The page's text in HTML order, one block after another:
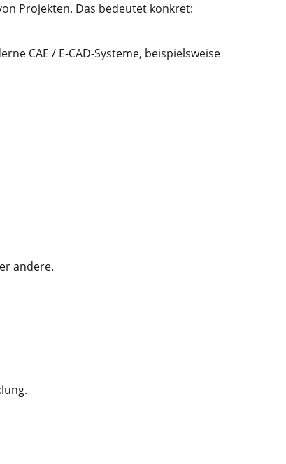
Projekten. Das bedeutet konkret:
CAE / E-CAD-Systeme, beispielsweise
andere.